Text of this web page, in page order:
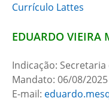
Currículo Lattes
EDUARDO VIEIRA
Indicação: Secretaria
Mandato: 06/08/
E-mail: